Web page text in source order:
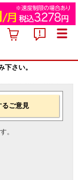
下さい。
るご意見
。